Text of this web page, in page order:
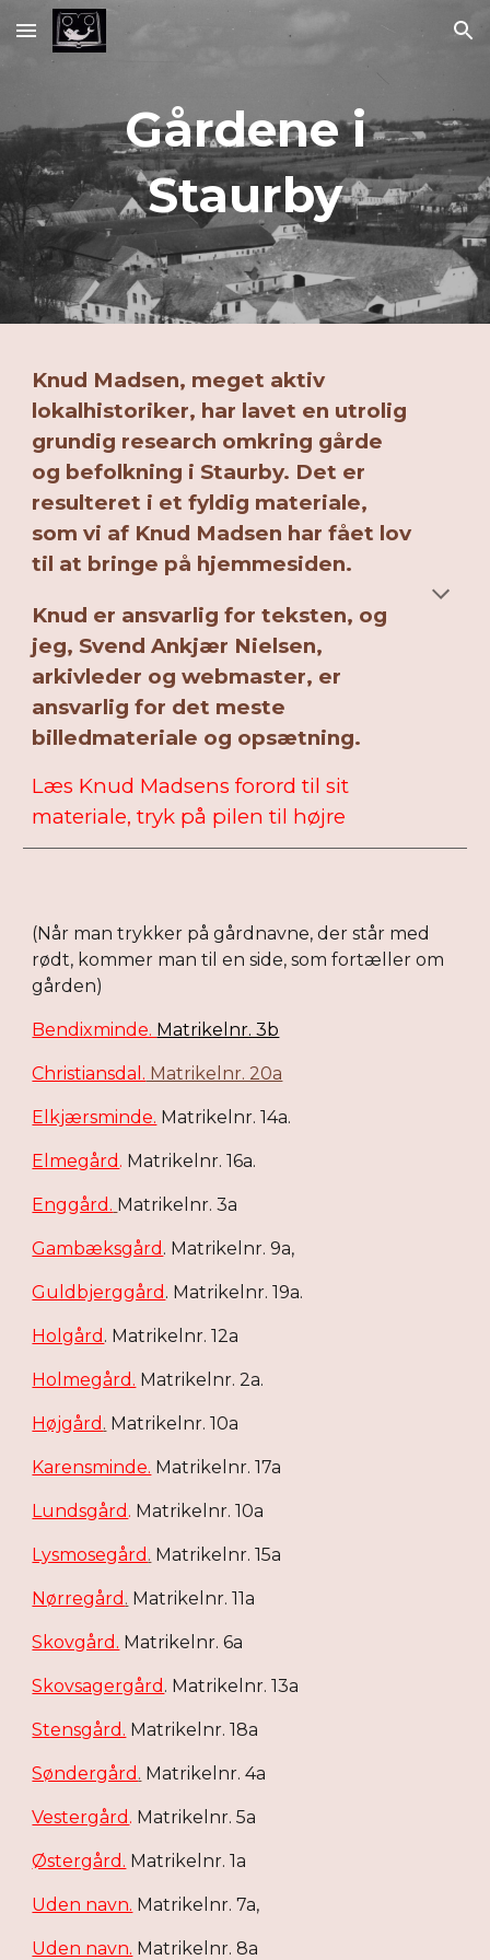
Skip to main content Skip to navigation
Gårdene i
Staurby
Knud Madsen, meget aktiv
lokalhistoriker, har lavet en utrolig
grundig research omkring gårde
og befolkning i Staurby. Det er
resulteret i et fyldig materiale,
som vi af Knud Madsen har fået lov
til at bringe på hjemmesiden.
Knud er ansvarlig for teksten, og
jeg, Svend Ankjær Nielsen,
arkivleder og webmaster, er
ansvarlig for det meste
billedmateriale og opsætning.
Læs Knud Madsens forord til sit
materiale, tryk på pilen til højre
(Når man trykker på gårdnavne, der står med
rødt, kommer man til en side, som fortæller om
gården)
Bendixminde. Matrikelnr. 3b
Christiansdal. Matrikelnr. 20a
Elkjærsminde. Matrikelnr. 14a.
Elmegård . Matrikelnr. 16a.
Enggård. Matrikelnr. 3a
Gambæksgård . Matrikelnr. 9a,
Guldbjerggård . Matrikelnr. 19a.
Holgård . Matrikelnr. 12a
Holmegård. Matrikelnr. 2a.
Højgård . Matrikelnr. 10a
Karensminde. Matrikelnr. 17a
Lundsgård . Matrikelnr. 10a
Lysmosegård . Matrikelnr. 15a
Nørregård . Matrikelnr. 11a
Skovgård. Matrikelnr. 6a
Skovsagergård . Matrikelnr. 13a
Stensgård. Matrikelnr. 18a
Søndergård . Matrikelnr. 4a
Vestergård . Matrikelnr. 5a
Østergård. Matrikelnr. 1a
Uden navn. Matrikelnr. 7a,
Uden navn. Matrikelnr. 8a